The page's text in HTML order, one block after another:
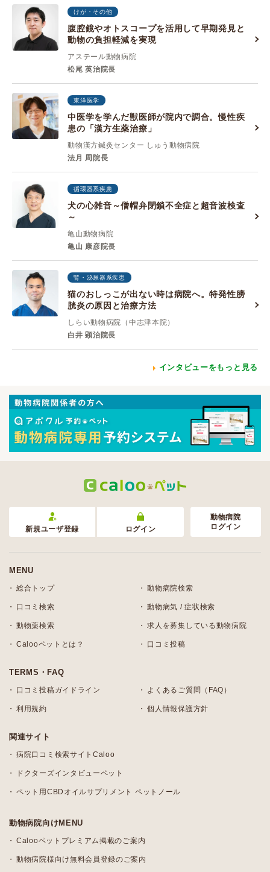
けが・その他
腹腔鏡やオトスコープを活用して早期発見と
動物の負担軽減を実現
アステール動物病院
松尾 英治院長
東洋医学
中医学を学んだ獣医師が院内で調合。慢性疾
患の「漢方生薬治療」
動物漢方鍼灸センター しゅう動物病院
法月 周院長
循環器系疾患
犬の心雑音～僧帽弁閉鎖不全症と超音波検査
～
亀山動物病院
亀山 康彦院長
腎・泌尿器系疾患
猫のおしっこが出ない時は病院へ。特発性膀
胱炎の原因と治療方法
しらい動物病院（中志津本院）
白井 顕治院長
インタビューをもっと見る
新規ユーザ登録 ログイン
動物病院
ログイン
MENU
総合トップ 動物病院検索
口コミ検索 動物病気 / 症状検索
動物薬検索 求人を募集している動物病院
Calooペットとは？ 口コミ投稿
TERMS・FAQ
口コミ投稿ガイドライン よくあるご質問（FAQ）
利用規約 個人情報保護方針
関連サイト
病院口コミ検索サイトCaloo
ドクターズインタビューペット
ペット用CBDオイルサプリメント ペットノール
動物病院向けMENU
Calooペットプレミアム掲載のご案内
動物病院様向け無料会員登録のご案内